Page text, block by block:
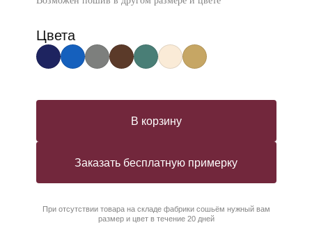
Цвета
В корзину
Заказать бесплатную примерку
При отсутствии товара на складе фабрики сошьём нужный вам
размер и цвет в течение 20 дней